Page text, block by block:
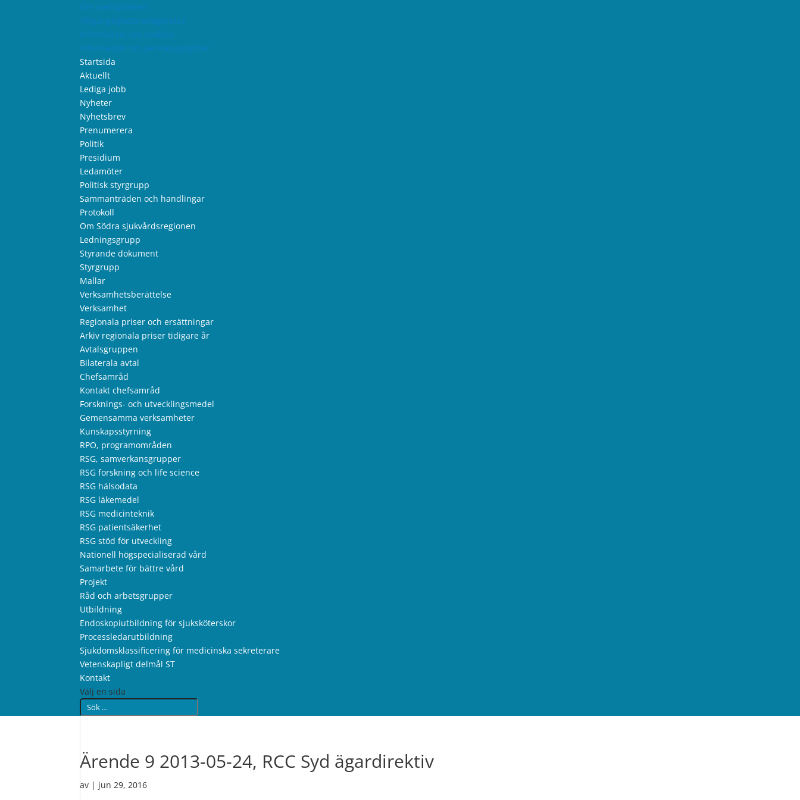
Om webbplatsen
Tillgänglighetsredogörelse
Information om cookies
Information om personuppgifter
Startsida
Aktuellt
Lediga jobb
Nyheter
Nyhetsbrev
Prenumerera
Politik
Presidium
Ledamöter
Politisk styrgrupp
Sammanträden och handlingar
Protokoll
Om Södra sjukvårdsregionen
Ledningsgrupp
Styrande dokument
Styrgrupp
Mallar
Verksamhetsberättelse
Verksamhet
Regionala priser och ersättningar
Arkiv regionala priser tidigare år
Avtalsgruppen
Bilaterala avtal
Chefsamråd
Kontakt chefsamråd
Forsknings- och utvecklingsmedel
Gemensamma verksamheter
Kunskapsstyrning
RPO, programområden
RSG, samverkansgrupper
RSG forskning och life science
RSG hälsodata
RSG läkemedel
RSG medicinteknik
RSG patientsäkerhet
RSG stöd för utveckling
Nationell högspecialiserad vård
Samarbete för bättre vård
Projekt
Råd och arbetsgrupper
Utbildning
Endoskopiutbildning för sjuksköterskor
Processledarutbildning
Sjukdomsklassificering för medicinska sekreterare
Vetenskapligt delmål ST
Kontakt
Välj en sida
Ärende 9 2013-05-24, RCC Syd ägardirektiv
av | jun 29, 2016